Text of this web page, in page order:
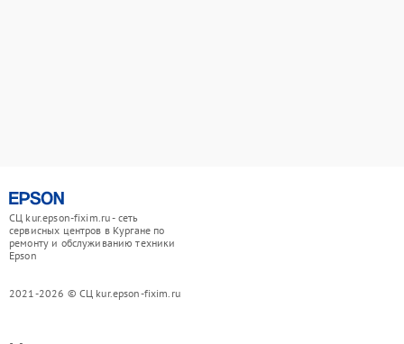
СЦ kur.epson-fixim.ru - сеть
сервисных центров в Кургане по
ремонту и обслуживанию техники
Epson
2021-2026 © СЦ kur.epson-fixim.ru